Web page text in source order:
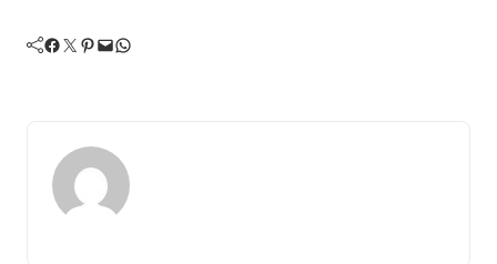
Facebook Twitter Pinterest Mail WhatsApp